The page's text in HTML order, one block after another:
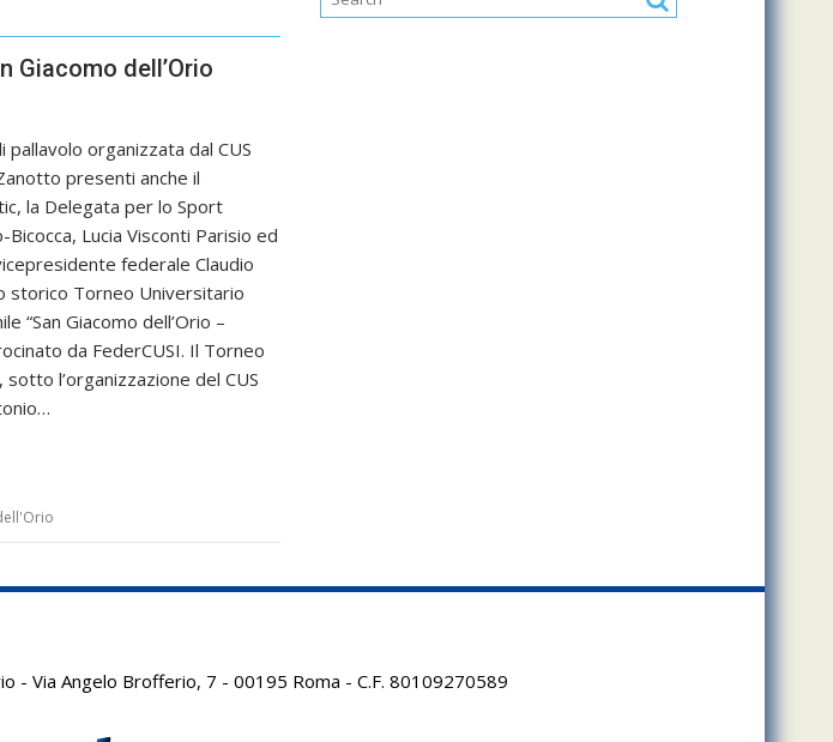
Giacomo dell’Orio
organizzata dal CUS
presenti anche il
la Delegata per lo Sport
Lucia Visconti Parisio ed
federale Claudio
storico Torneo Universitario
“San Giacomo dell’Orio –
da FederCUSI. Il Torneo
l’organizzazione del CUS
- Via Angelo Brofferio, 7 - 00195 Roma - C.F. 80109270589